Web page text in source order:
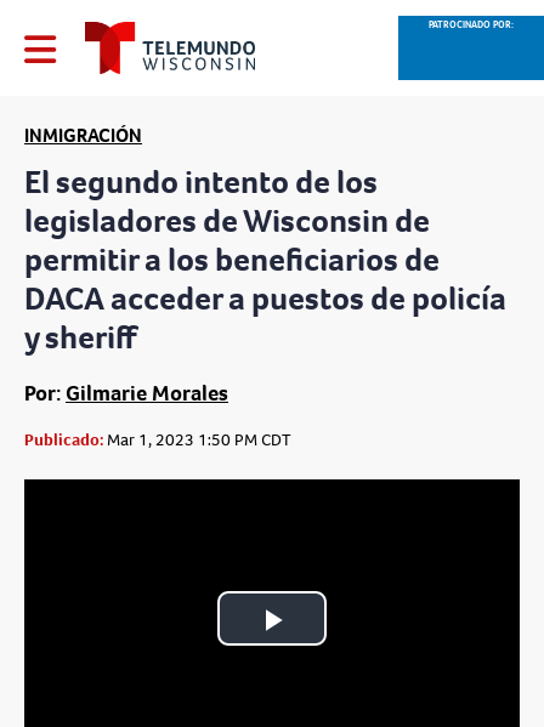
PATROCINADO POR:
INMIGRACIÓN
El segundo intento de los
legisladores de Wisconsin de
permitir a los beneficiarios de
DACA acceder a puestos de policía
y sheriff
Por: Gilmarie Morales
Publicado: Mar 1, 2023 1:50 PM CDT
Play